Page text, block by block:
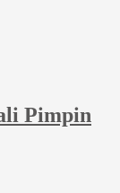
Pimpin